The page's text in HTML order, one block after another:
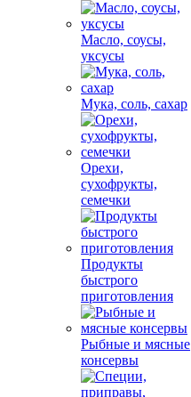
Масло, соусы,
уксусы
Мука, соль, сахар
Орехи,
сухофрукты,
семечки
Продукты
быстрого
приготовления
Рыбные и мясные
консервы